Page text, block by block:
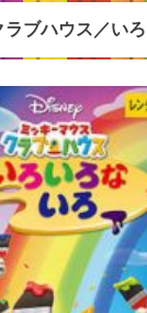
ラブハウス／い